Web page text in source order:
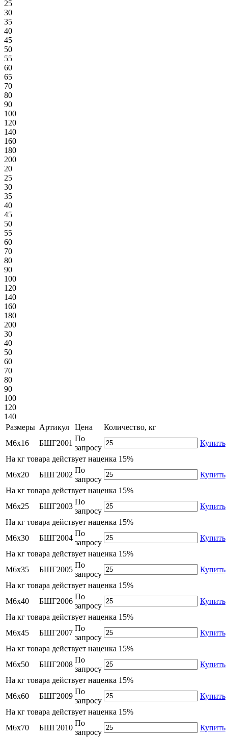
25
30
35
40
45
50
55
60
65
70
80
90
100
120
140
160
180
200
20
25
30
35
40
45
50
55
60
70
80
90
100
120
140
160
180
200
30
40
50
60
70
80
90
100
120
140
Размеры Артикул Цена
Количество, кг
М6х16
БШГ2001
По
запросу
Купить
На кг товара действует наценка 15%
М6х20
БШГ2002
По
запросу
Купить
На кг товара действует наценка 15%
М6х25
БШГ2003
По
запросу
Купить
На кг товара действует наценка 15%
М6х30
БШГ2004
По
запросу
Купить
На кг товара действует наценка 15%
М6х35
БШГ2005
По
запросу
Купить
На кг товара действует наценка 15%
М6х40
БШГ2006
По
запросу
Купить
На кг товара действует наценка 15%
М6х45
БШГ2007
По
запросу
Купить
На кг товара действует наценка 15%
М6х50
БШГ2008
По
запросу
Купить
На кг товара действует наценка 15%
М6х60
БШГ2009
По
запросу
Купить
На кг товара действует наценка 15%
М6х70
БШГ2010
По
запросу
Купить